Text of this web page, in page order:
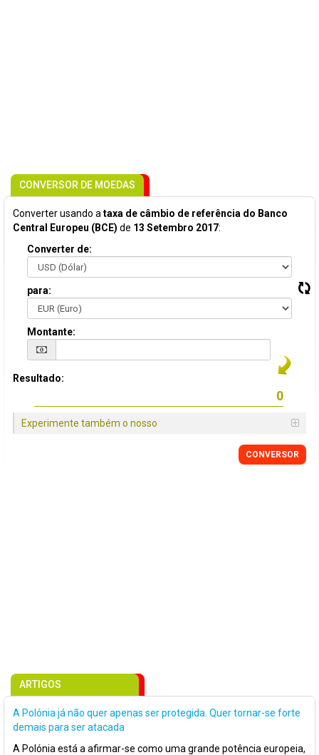
CONVERSOR DE MOEDAS
Converter usando a taxa de câmbio de referência do Banco
Central Europeu (BCE) de 13 Setembro 2017:
Converter de:
para:
Montante:
Resultado:
Experimente também o nosso
CONVERSOR
ARTIGOS
A Polónia já não quer apenas ser protegida. Quer tornar-se forte
demais para ser atacada
A Polónia está a afirmar-se como uma grande potência europeia,